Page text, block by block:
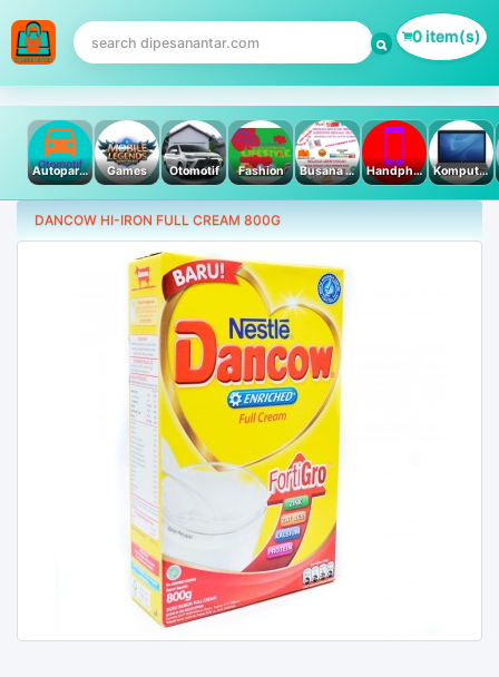
0 item(s)
Autoparts Games Otomotif Fashion Busana Muslim Handphone & Tablet Komputer PC & Laptop
DANCOW HI-IRON FULL CREAM 800G